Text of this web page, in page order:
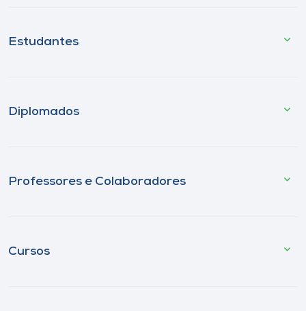
Estudantes
Diplomados
Professores e Colaboradores
Cursos